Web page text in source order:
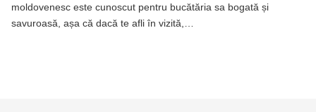
moldovenesc este cunoscut pentru bucătăria sa bogată și
savuroasă, așa că dacă te afli în vizită,…